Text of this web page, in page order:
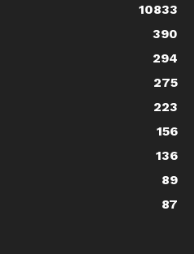
10833
390
294
275
223
156
136
89
87